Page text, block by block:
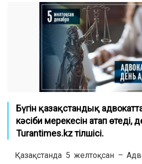
Бүгін қазақстандық
кәсіби мерекесін атап өтеді,
Turantimes.kz тілшісі.
Қазақстанда 5 желтоқсан –